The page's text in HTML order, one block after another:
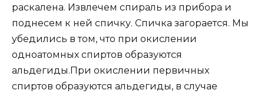
раскалена. Извлечем спираль из прибора и
поднесем к ней спичку. Спичка загорается. Мы
убедились в том, что при окислении
одноатомных спиртов образуются
альдегиды.При окислении первичных
спиртов образуются альдегиды, в случае